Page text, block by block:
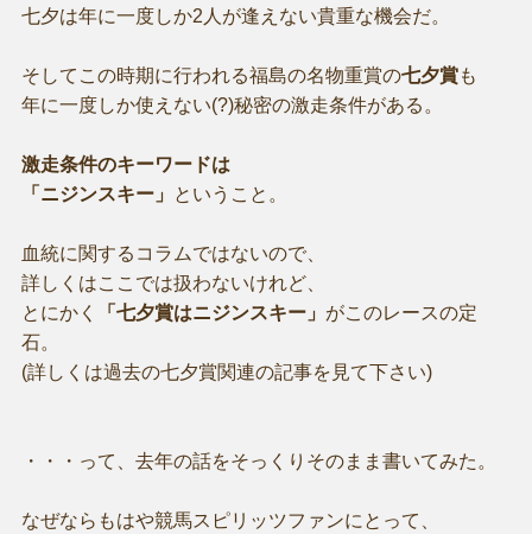
七夕は年に一度しか2人が逢えない貴重な機会だ。
そしてこの時期に行われる福島の名物重賞の七夕賞も
年に一度しか使えない(?)秘密の激走条件がある。
激走条件のキーワードは
「ニジンスキー」 ということ。
血統に関するコラムではないので、
詳しくはここでは扱わないけれど、
とにかく
「七夕賞はニジンスキー」 がこのレースの定
石。
(詳しくは過去の七夕賞関連の記事を見て下さい)
・・・って、去年の話をそっくりそのまま書いてみた。
なぜならもはや競馬スピリッツファンにとって、